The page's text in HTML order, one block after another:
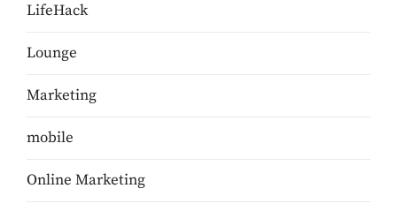
LifeHack
Lounge
Marketing
mobile
Online Marketing